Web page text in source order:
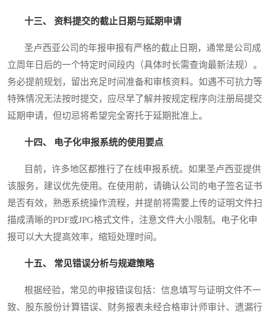
十三、 资料提交的截止日期与延期申请
圣卢西亚公司的年报申报有严格的截止日期，通常是公司成
立周年日后的一个特定时间段内（具体时长需查询最新法规）。
务必提前规划，留出充足时间准备和审核资料。如遇不可抗力等
特殊情况无法按时提交，应尽早了解并按规定程序向注册局提交
延期申请，但切忌将希望完全寄托于延期批准上。
十四、 电子化申报系统的使用要点
目前，许多地区都推行了在线申报系统。如果圣卢西亚提供
该服务，建议优先使用。在使用前，请确认公司的电子签名证书
是否有效，熟悉系统操作流程，并提前将需要上传的证明文件扫
描成清晰的PDF或JPG格式文件，注意文件大小限制。电子化申
报可以大大提高效率，缩短处理时间。
十五、 常见错误分析与规避策略
根据经验，常见的申报错误包括：信息填写与证明文件不一
致、股东股份计算错误、财务报表未经合格审计师审计、遗漏行